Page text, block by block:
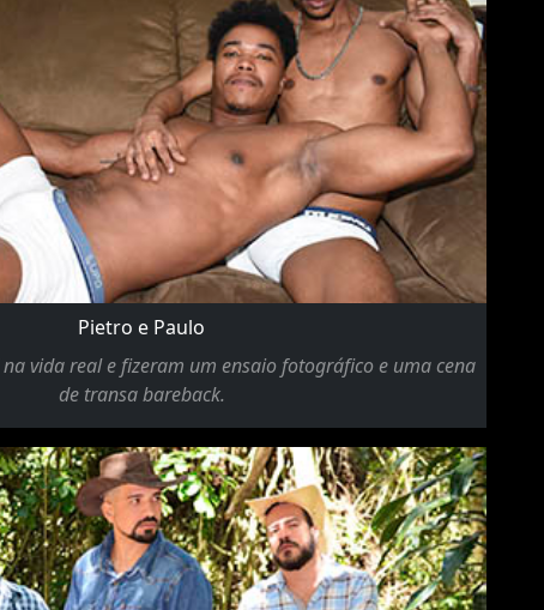
Pietro e Paulo
na vida real e fizeram um ensaio fotográfico e uma cena
de transa bareback.